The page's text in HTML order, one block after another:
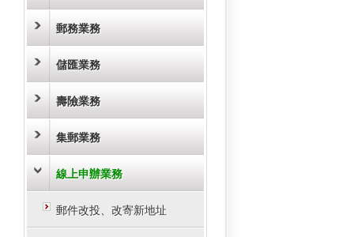
郵務業務
儲匯業務
壽險業務
集郵業務
線上申辦業務
郵件改投、改寄新地址